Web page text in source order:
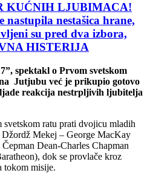
KUĆNIH LJUBIMACA!
nastupila nestašica hrane,
su pred dva izbora,
HISTERIJA
spektakl o Prvom svetskom
Jutjubu već je prikupio gotovo
reakcija nestrpljivih ljubitelja
ratu prati dvojicu mladih
Mekej – George MacKay
Dean-Charles Chapman
dok se provlače kroz
tokom misije.